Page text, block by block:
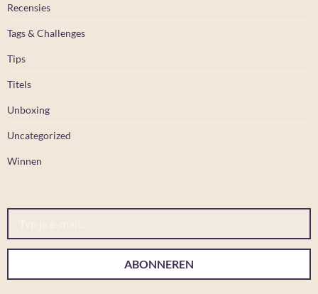
Recensies
Tags & Challenges
Tips
Titels
Unboxing
Uncategorized
Winnen
Typ je e-mail...
ABONNEREN